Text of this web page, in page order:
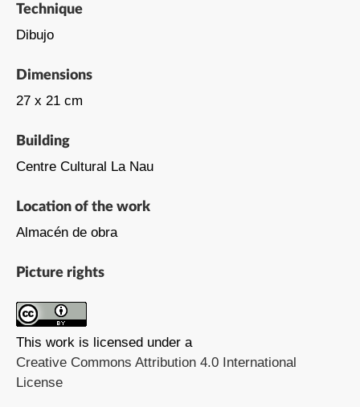
Technique
Dibujo
Dimensions
27 x 21 cm
Building
Centre Cultural La Nau
Location of the work
Almacén de obra
Picture rights
This work is licensed under a
Creative Commons Attribution 4.0 International
License